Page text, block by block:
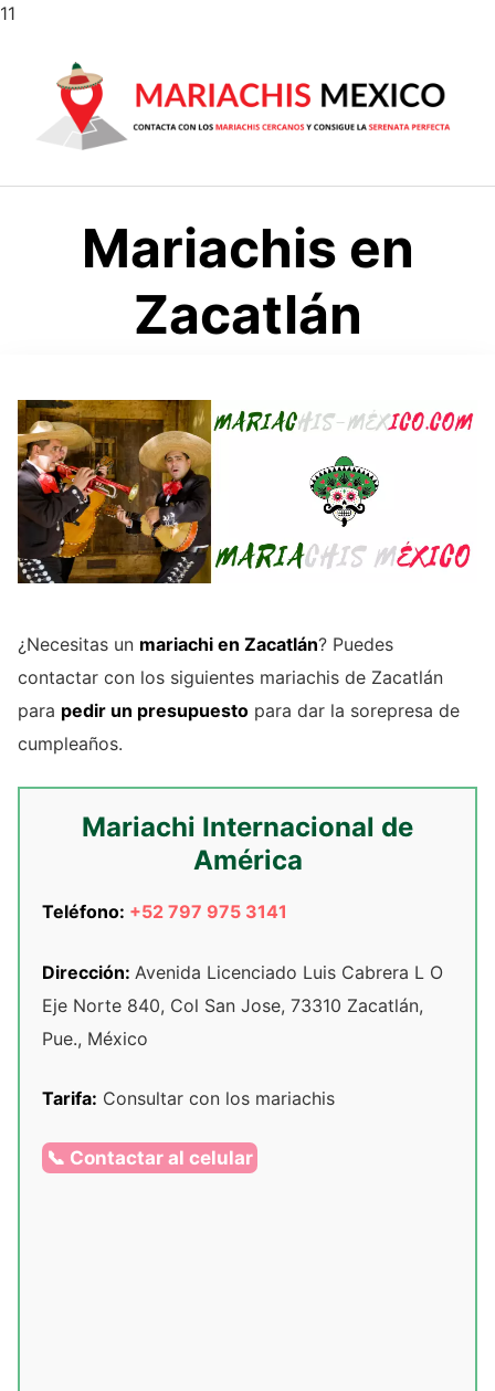
11
contenido
Mariachis en
Zacatlán
¿Necesitas un mariachi en Zacatlán? Puedes
contactar con los siguientes mariachis de Zacatlán
para pedir un presupuesto para dar la sorepresa de
cumpleaños.
Mariachi Internacional de
América
Teléfono: +52 797 975 3141
Dirección: Avenida Licenciado Luis Cabrera L O
Eje Norte 840, Col San Jose, 73310 Zacatlán,
Pue., México
Tarifa: Consultar con los mariachis
📞 Contactar al celular